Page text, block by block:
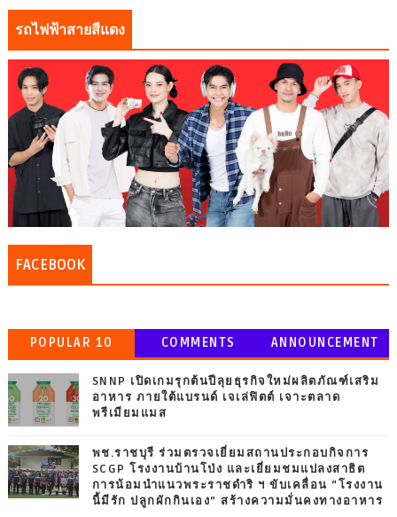
รถไฟฟ้าสายสีแดง
FACEBOOK
POPULAR 10 COMMENTS ANNOUNCEMENT
SNNP เปิดเกมรุกต้นปีลุยธุรกิจใหม่ผลิตภัณฑ์เสริม
อาหาร ภายใต้แบรนด์ เจเล่ฟิตต์ เจาะตลาด
พรีเมียมแมส
พช.ราชบุรี ร่วมตรวจเยี่ยมสถานประกอบกิจการ
SCGP โรงงานบ้านโป่ง และเยี่ยมชมแปลงสาธิต
การน้อมนำแนวพระราชดำริ ฯ ขับเคลื่อน “โรงงาน
นี้มีรัก ปลูกผักกินเอง” สร้างความมั่นคงทางอาหาร